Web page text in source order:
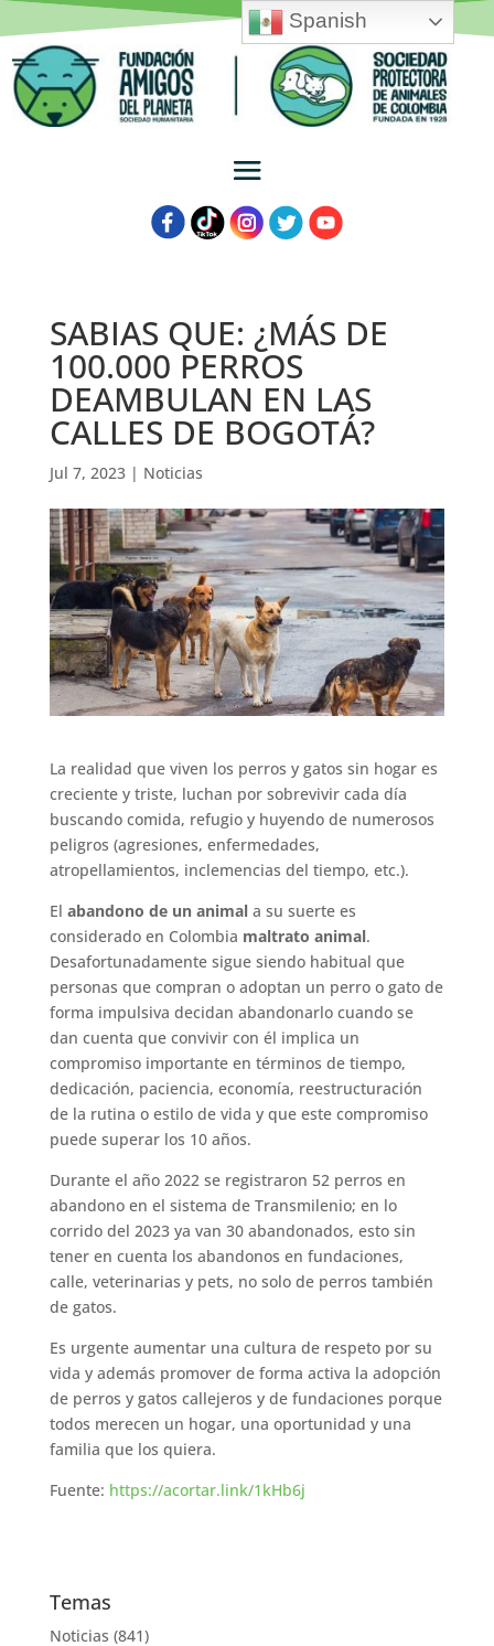
SABIAS QUE: ¿MÁS DE
100.000 PERROS
DEAMBULAN EN LAS
CALLES DE BOGOTÁ?
Jul 7, 2023| Noticias
La realidad que viven los perros y gatos sin hogar es
creciente y triste, luchan por sobrevivir cada día
buscando comida, refugio y huyendo de numerosos
peligros (agresiones, enfermedades,
atropellamientos, inclemencias del tiempo, etc.).
El abandono de un animala su suerte es
considerado en Colombia maltrato animal.
Desafortunadamente sigue siendo habitual que
personas que compran o adoptan un perro o gato de
forma impulsiva decidan abandonarlo cuando se
dan cuenta que convivir con él implica un
compromiso importante en términos de tiempo,
dedicación, paciencia, economía, reestructuración
de la rutina o estilo de vida y que este compromiso
puede superar los 10 años.
Durante el año 2022 se registraron 52 perros en
abandono en el sistema de Transmilenio; en lo
corrido del 2023 ya van 30 abandonados, esto sin
tener en cuenta los abandonos en fundaciones,
calle, veterinarias y pets, no solo de perros también
de gatos.
Es urgente aumentar una cultura de respeto por su
vida y además promover de forma activa la adopción
de perros y gatos callejeros y de fundaciones porque
todos merecen un hogar, una oportunidad y una
familia que los quiera.
Fuente: https://acortar.link/1kHb6j
Temas
Noticias (841)
Spanish